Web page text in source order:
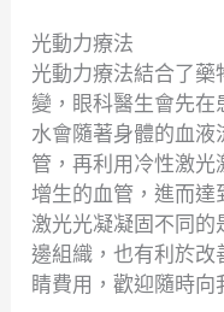
光動力療法
光動力療法結合了
變，眼科醫生會先
水會隨著身體的血液
管，再利用冷性激
增生的血管，進而達
激光光凝凝固不同的
邊組織，也有利於改
睛費用，歡迎隨時向